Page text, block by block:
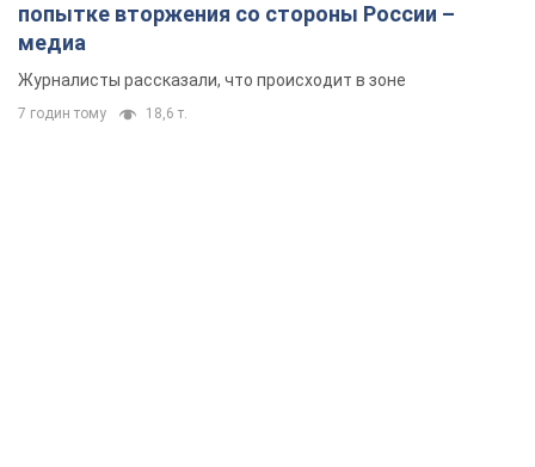
попытке вторжения со стороны России –
медиа
Журналисты рассказали, что происходит в зоне
7 годин тому 18,6 т.